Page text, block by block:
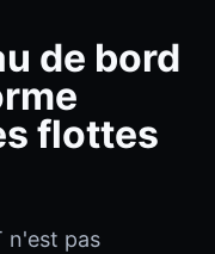
de bord
flottes
n'est pas